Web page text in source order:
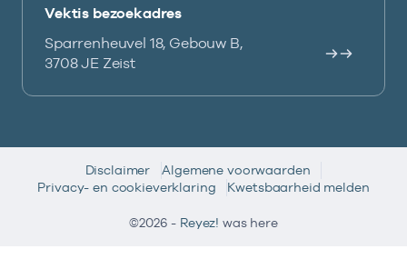
Vektis bezoekadres
Sparrenheuvel 18, Gebouw B,
3708 JE Zeist
Disclaimer
Algemene voorwaarden
Privacy- en cookieverklaring
Kwetsbaarheid melden
©2026 - Reyez! was here